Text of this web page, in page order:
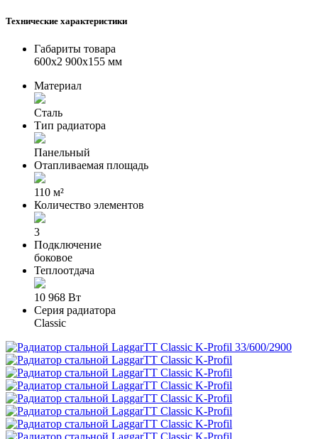
Технические характеристики
Габариты товара
600x2 900x155 мм
Материал
Сталь
Тип радиатора
Панельный
Отапливаемая площадь
110 м²
Количество элементов
3
Подключение
боковое
Теплоотдача
10 968 Вт
Серия радиатора
Classic